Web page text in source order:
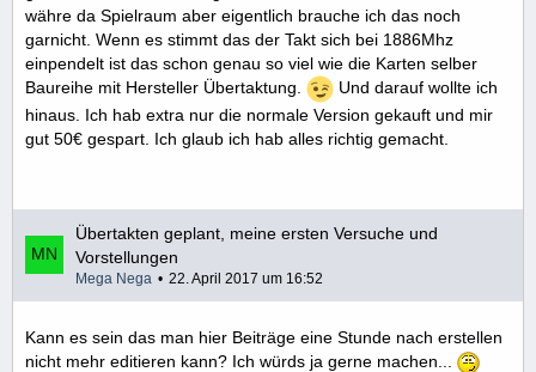
währe da Spielraum aber eigentlich brauche ich das noch
garnicht. Wenn es stimmt das der Takt sich bei 1886Mhz
einpendelt ist das schon genau so viel wie die Karten selber
Baureihe mit Hersteller Übertaktung.
Und darauf wollte ich
hinaus. Ich hab extra nur die normale Version gekauft und mir
gut 50€ gespart. Ich glaub ich hab alles richtig gemacht.
Übertakten geplant, meine ersten Versuche und
Vorstellungen
Mega Nega 22. April 2017 um 16:52
Kann es sein das man hier Beiträge eine Stunde nach erstellen
nicht mehr editieren kann? Ich würds ja gerne machen...